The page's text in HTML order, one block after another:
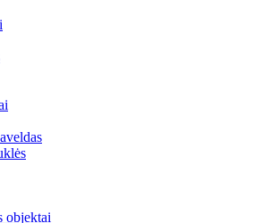
objektai